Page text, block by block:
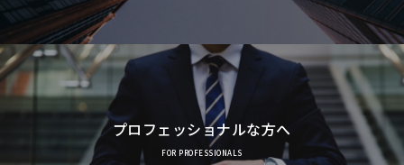
プロフェッショナルな方へ
FOR PROFESSIONALS